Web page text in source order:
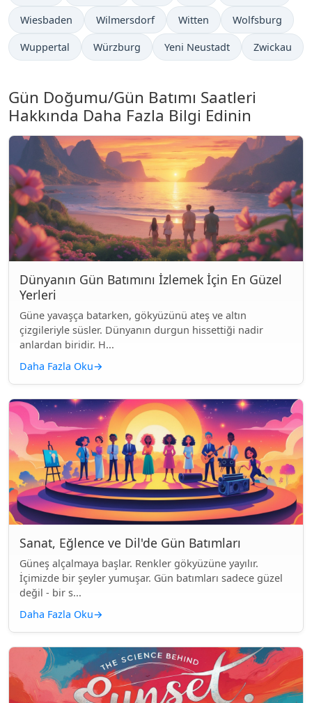
Wiesbaden Wilmersdorf Witten Wolfsburg
Wuppertal Würzburg Yeni Neustadt Zwickau
Gün Doğumu/Gün Batımı Saatleri
Hakkında Daha Fazla Bilgi Edinin
Dünyanın Gün Batımını İzlemek İçin En Güzel
Yerleri
Güne yavaşça batarken, gökyüzünü ateş ve altın
çizgileriyle süsler. Dünyanın durgun hissettiği nadir
anlardan biridir. H...
Daha Fazla Oku→
Sanat, Eğlence ve Dil'de Gün Batımları
Güneş alçalmaya başlar. Renkler gökyüzüne yayılır.
İçimizde bir şeyler yumuşar. Gün batımları sadece güzel
değil - bir s...
Daha Fazla Oku→